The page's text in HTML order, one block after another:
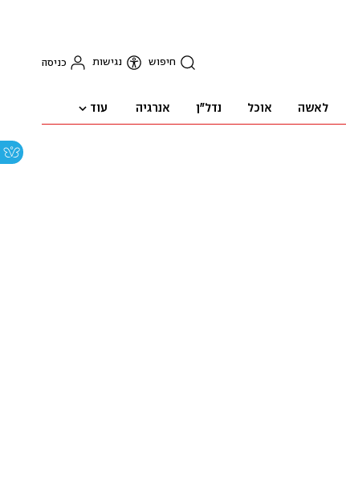
חיפוש נגישות כניסה
לאשה אוכל נדל"ן אנרגיה עוד